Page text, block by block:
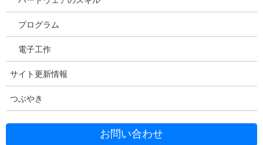
プログラム
電子工作
サイト更新情報
つぶやき
お問い合わせ